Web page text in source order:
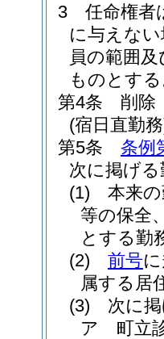
3
任命権者
に与えな
員の範囲
ものとす
第4条
削除
(宿日直勤
第5条
条例
次に掲げ
(1)
本来
等の保全
とする勤
(2)
前号
属する居
(3)
次に
ア
町立